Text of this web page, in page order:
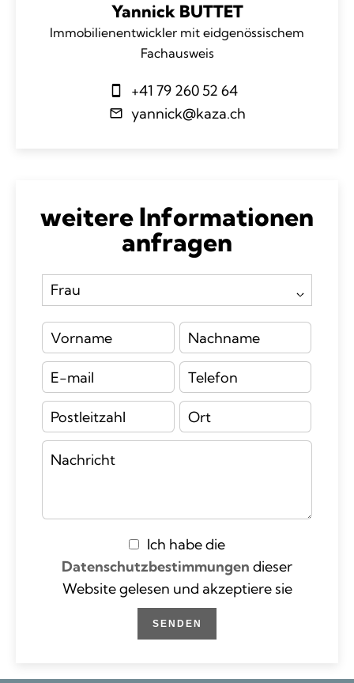
Yannick BUTTET
Immobilienentwickler mit eidgenössischem
Fachausweis
+41 79 260 52 64
yannick@kaza.ch
weitere Informationen
anfragen
Ich habe die
Datenschutzbestimmungen dieser
Website gelesen und akzeptiere sie
SENDEN